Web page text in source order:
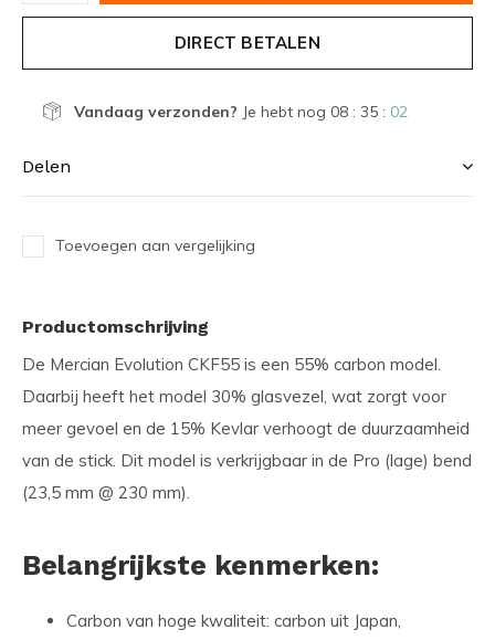
DIRECT BETALEN
Vandaag verzonden? Je hebt nog 08 : 35 : 02
Delen
Toevoegen aan vergelijking
Productomschrijving
De Mercian Evolution CKF55 is een 55% carbon model.
Daarbij heeft het model 30% glasvezel, wat zorgt voor
meer gevoel en de 15% Kevlar verhoogt de duurzaamheid
van de stick. Dit model is verkrijgbaar in de Pro (lage) bend
(23,5 mm @ 230 mm).
Belangrijkste kenmerken:
Carbon van hoge kwaliteit: carbon uit Japan,